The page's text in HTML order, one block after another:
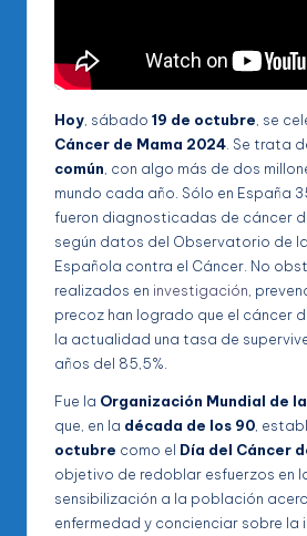
Hoy , sábado 19 de octubre , se
Cáncer de Mama 2024 . Se trata
común , con algo más de dos
mundo cada año. Sólo en España
fueron diagnosticadas de cáncer
según datos del Observatorio de
Española contra el Cáncer. No
realizados en investigación ,
precoz han logrado que el cáncer
la actualidad una tasa de
años del 85,5%.
Fue la Organización Mundial de
que, en la década de los 90 ,
octubre como el Día del Cáncer
objetivo de redoblar esfuerzos en
sensibilización a la población
enfermedad y concienciar sobre la